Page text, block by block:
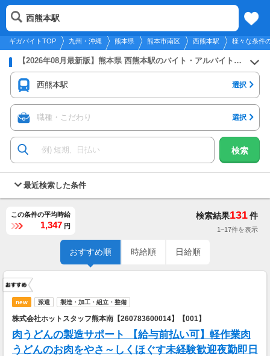
2026年8月9日更新
メニュー
ギガバイトTOP 九州・沖縄 熊本県 熊本市南区 西熊本駅 様々な条件
西熊本駅
【2026年08月最新版】熊本県 西熊本駅のバイト・アルバイト・パートの求人募集情報
西熊本駅 選択
職種・こだわり 選択
検索
最近検索した条件
この条件の平均時給
1,347 円
検索結果131件
1~17件を表示
おすすめ順 時給順 日給順
new 派遣 製造・加工・組立・整備
株式会社ホットスタッフ熊本南【260783600014】【001】
肉うどんの製造サポート 【給与前払い可】軽作業肉
うどんのお肉をやさ～しくほぐす未経験歓迎夜勤即日